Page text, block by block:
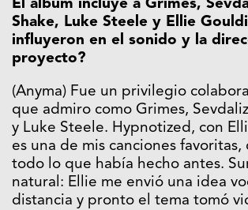
El álbum incluye a Grimes,
Shake, Luke Steele y Ellie
influyeron en el sonido y la
proyecto?
(Anyma) Fue un privilegio
que admiro como Grimes,
y Luke Steele. Hypnotized, con
es una de mis canciones favoritas,
todo lo que había hecho antes.
natural: Ellie me envió una idea
distancia y pronto el tema tomó